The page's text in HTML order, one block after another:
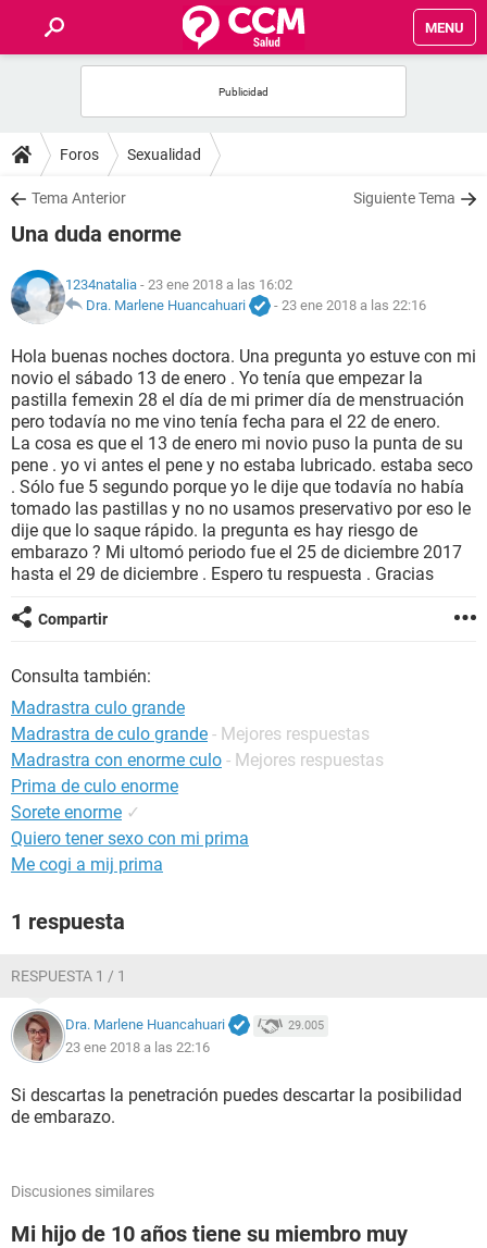
MENU
FOROS
SALUD
NUTRICIÓN
BIENESTAR
SEXUALIDAD
GLOSARIO
Foros Sexualidad
Tema Anterior Siguiente Tema
Una duda enorme
1234natalia - 23 ene 2018 a las 16:02
Dra. Marlene Huancahuari
- 23 ene 2018 a las 22:16
Hola buenas noches doctora. Una pregunta yo estuve con mi
novio el sábado 13 de enero . Yo tenía que empezar la
pastilla femexin 28 el día de mi primer día de menstruación
pero todavía no me vino tenía fecha para el 22 de enero.
La cosa es que el 13 de enero mi novio puso la punta de su
pene . yo vi antes el pene y no estaba lubricado. estaba seco
. Sólo fue 5 segundo porque yo le dije que todavía no había
tomado las pastillas y no no usamos preservativo por eso le
dije que lo saque rápido. la pregunta es hay riesgo de
embarazo ? Mi ultomó periodo fue el 25 de diciembre 2017
hasta el 29 de diciembre . Espero tu respuesta . Gracias
Compartir
Consulta también:
Madrastra culo grande
Madrastra de culo grande - Mejores respuestas
Madrastra con enorme culo - Mejores respuestas
Prima de culo enorme
Sorete enorme ✓
Quiero tener sexo con mi prima
Me cogi a mij prima
1 respuesta
RESPUESTA 1 / 1
Dra. Marlene Huancahuari 29.005
23 ene 2018 a las 22:16
Si descartas la penetración puedes descartar la posibilidad
de embarazo.
Discusiones similares
Mi hijo de 10 años tiene su miembro muy